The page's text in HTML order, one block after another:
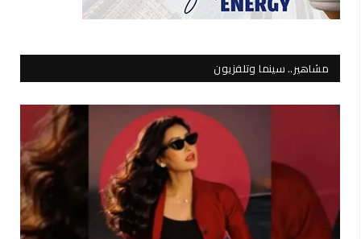
مشاهير.. سينما وتلفزيون